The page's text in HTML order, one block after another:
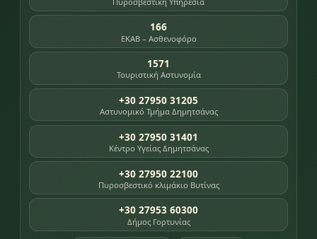
166
ΕΚΑΒ – Ασθενοφόρο
1571
Τουριστική Αστυνομία
+30 27950 31205
Αστυνομικό Τμήμα Δημητσάνας
+30 27950 31401
Κέντρο Υγείας Δημητσάνας
+30 27950 22100
Πυροσβεστικό κλιμάκιο Βυτίνας
+30 27953 60300
Δήμος Γορτυνίας